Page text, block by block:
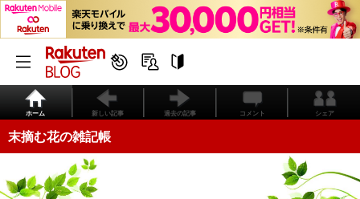
ホーム 新しい記事 過去の記事 コメント シェア
末摘む花の雑記帳